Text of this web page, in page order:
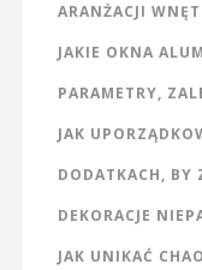
ARANŻACJI
JAKIE OKNA
PARAMETRY,
JAK
DODATKACH, BY
DEKORACJE
JAK UNIKAĆ